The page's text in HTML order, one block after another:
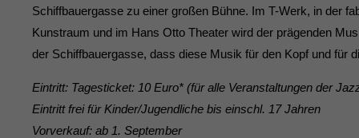
Schiffbauergasse zu einer großen Bühne. Im T-Werk, in der
Kunstraum und im Hans Otto Theater wird der prägenden
der Schiffbauergasse, dass diese Musik für den Kopf und für
Eintritt: Tagesticket: 10 Euro* (für alle Veranstaltungen der
Eintritt frei für Kinder/Jugendliche bis einschl. 17 Jahren
Vorverkauf: ab 1. September